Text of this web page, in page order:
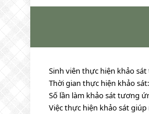
Sinh viên thực hiện khảo sát
Thời gian thực hiện khảo
Số lần làm khảo sát tương
Việc thực hiện khảo sát